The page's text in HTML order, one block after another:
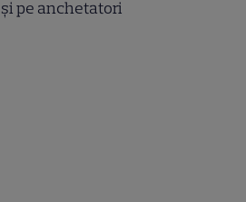
și pe anchetatori